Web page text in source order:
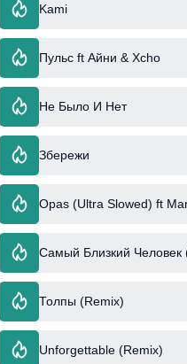
Kami
Пульс ft Айни & Xcho
Не Было И Нет
Збережи
Opas (Ultra Slowed) ft
Самый Близкий Человек
Толпы (Remix)
Unforgettable (Remix)